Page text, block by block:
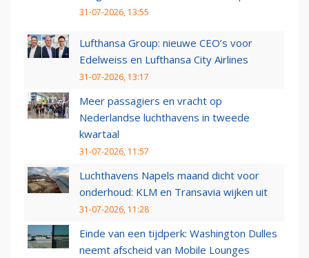
31-07-2026, 13:55
Lufthansa Group: nieuwe CEO’s voor
Edelweiss en Lufthansa City Airlines
31-07-2026, 13:17
Meer passagiers en vracht op
Nederlandse luchthavens in tweede
kwartaal
31-07-2026, 11:57
Luchthavens Napels maand dicht voor
onderhoud: KLM en Transavia wijken uit
31-07-2026, 11:28
Einde van een tijdperk: Washington Dulles
neemt afscheid van Mobile Lounges